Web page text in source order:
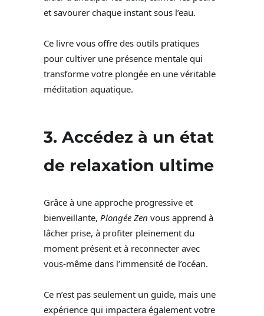
et savourer chaque instant sous l’eau.
Ce livre vous offre des outils pratiques
pour cultiver une présence mentale qui
transforme votre plongée en une véritable
méditation aquatique.
3. Accédez à un état
de relaxation ultime
Grâce à une approche progressive et
bienveillante, Plongée Zen vous apprend à
lâcher prise, à profiter pleinement du
moment présent et à reconnecter avec
vous-même dans l’immensité de l’océan.
Ce n’est pas seulement un guide, mais une
expérience qui impactera également votre